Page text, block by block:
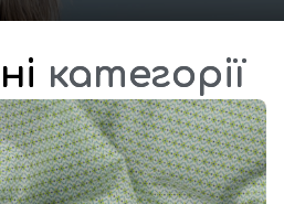
категорії